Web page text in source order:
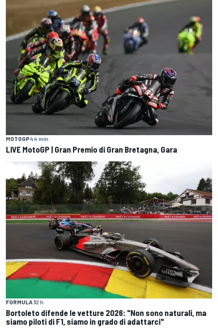
MOTOGP44 min
LIVE MotoGP | Gran Premio di Gran Bretagna, Gara
FORMULA 12 h
Bortoleto difende le vetture 2026: "Non sono naturali, ma
siamo piloti di F1, siamo in grado di adattarci"